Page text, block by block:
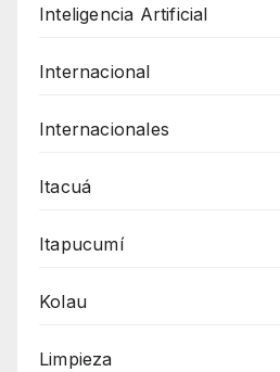
Inteligencia Artificial
Internacional
Internacionales
Itacuá
Itapucumí
Kolau
Limpieza